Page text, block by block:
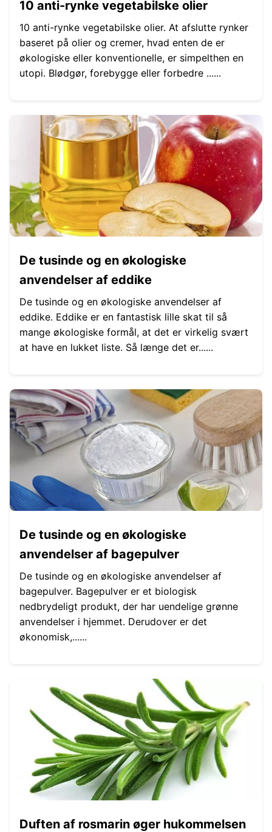
10 anti-rynke vegetabilske olier
10 anti-rynke vegetabilske olier. At afslutte rynker
baseret på olier og cremer, hvad enten de er
økologiske eller konventionelle, er simpelthen en
utopi. Blødgør, forebygge eller forbedre ......
De tusinde og en økologiske
anvendelser af eddike
De tusinde og en økologiske anvendelser af
eddike. Eddike er en fantastisk lille skat til så
mange økologiske formål, at det er virkelig svært
at have en lukket liste. Så længe det er......
De tusinde og en økologiske
anvendelser af bagepulver
De tusinde og en økologiske anvendelser af
bagepulver. Bagepulver er et biologisk
nedbrydeligt produkt, der har uendelige grønne
anvendelser i hjemmet. Derudover er det
økonomisk,......
Duften af ​​rosmarin øger hukommelsen